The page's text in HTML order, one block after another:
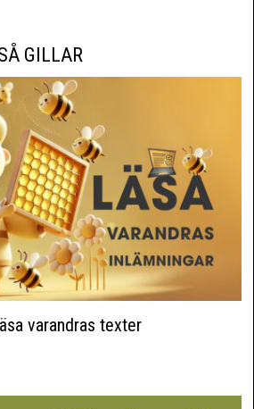
GILLAR
varandras texter